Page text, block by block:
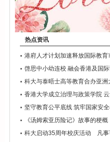
热点资讯
港府人才计划加速释放国际教
啓思中小幼连校 融会香港及国
科大与泰晤士高等教育合办亚
香港大学成立治理与政策学院
坚守教育公平底线 筑牢国家安
《汤姆索亚历险记》故事的梗概
科大启动35周年校庆活动 凡